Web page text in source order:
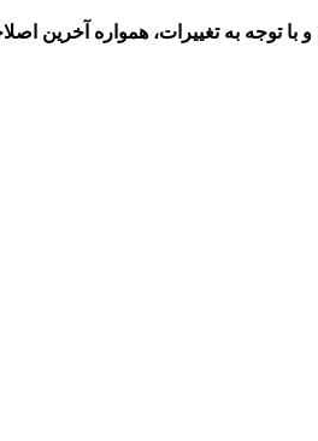
با توجه به تغییرات، همواره آخرین